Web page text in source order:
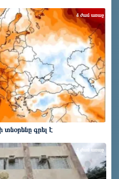
տնօրենը գրել է
4 ժամ առաջ
4 ժամ առաջ